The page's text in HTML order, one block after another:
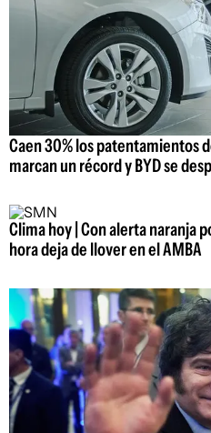
Caen 30% los patentamientos
marcan un récord y BYD se
Clima hoy | Con alerta naranja
hora deja de llover en el AMBA